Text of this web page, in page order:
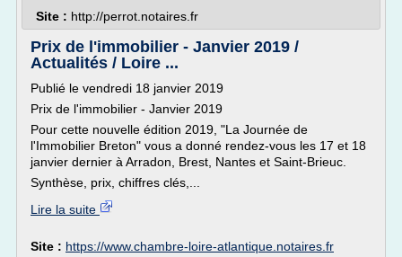
Site : http://perrot.notaires.fr
Prix de l'immobilier - Janvier 2019 /
Actualités / Loire ...
Publié le vendredi 18 janvier 2019
Prix de l'immobilier - Janvier 2019
Pour cette nouvelle édition 2019, "La Journée de
l'Immobilier Breton" vous a donné rendez-vous les 17 et 18
janvier dernier à Arradon, Brest, Nantes et Saint-Brieuc.
Synthèse, prix, chiffres clés,...
Lire la suite
Site : https://www.chambre-loire-atlantique.notaires.fr